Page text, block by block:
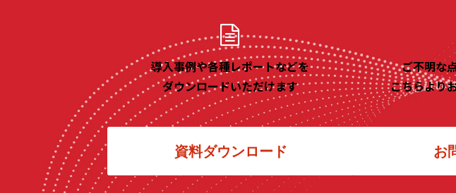
導入事例や各種レポートなどを
ダウンロードいただけます
資料ダウンロード
ご不明な
こちらより
お